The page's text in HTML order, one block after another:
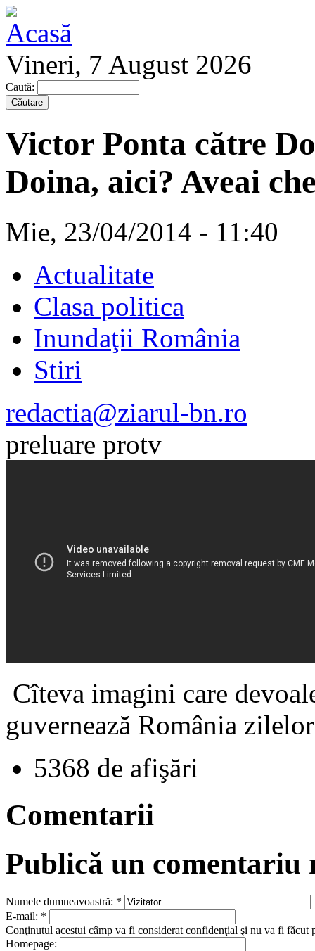
Vineri, 7 August 2026
Caută:
Victor Ponta către
Doina, aici? Aveai
Mie, 23/04/2014 - 11:40
Actualitate
Clasa politica
Inundaţii România
Stiri
redactia@ziarul-bn.ro
preluare protv
Cîteva imagini care
guvernează România
5368 de afişări
Comentarii
Publică un comentariu
Numele dumneavoastră: *
E-mail: *
Conţinutul acestui câmp va fi considerat confidenţial şi nu va fi făcut
Homepage: